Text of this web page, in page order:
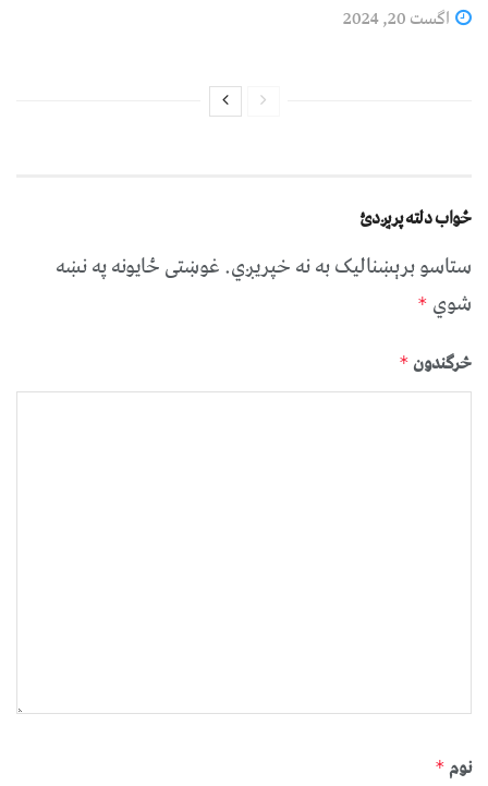
اگست 20, 2024
ځواب دلته پرېږدئ
ستاسو برېښناليک به نه خپريږي.غوښتى ځایونه په نښه
شوي *
څرگندون *
نوم *